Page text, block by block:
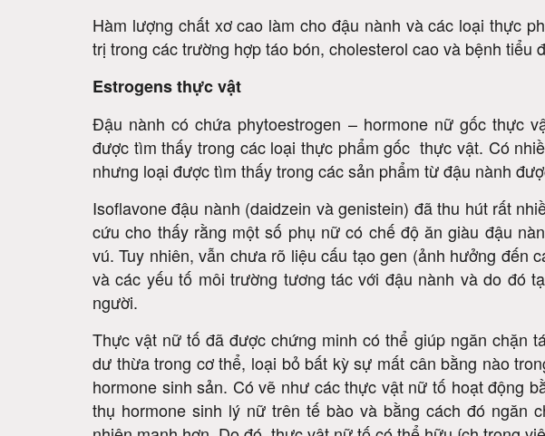
Hàm lượng chất xơ cao làm cho đậu nành và các loại thực
trị trong các trường hợp táo bón, cholesterol cao và bệnh tiểu
Estrogens thực vật
Đậu nành có chứa phytoestrogen – hormone nữ gốc thực
được tìm thấy trong các loại thực phẩm gốc thực vật. Có
nhưng loại được tìm thấy trong các sản phẩm từ đậu nành
Isoflavone đậu nành (daidzein và genistein) đã thu hút rất
cứu cho thấy rằng một số phụ nữ có chế độ ăn giàu đậu
vú. Tuy nhiên, vẫn chưa rõ liệu cấu tạo gen (ảnh hưởng đến
và các yếu tố môi trường tương tác với đậu nành và do đó
người.
Thực vật nữ tố đã được chứng minh có thể giúp ngăn chặn
dư thừa trong cơ thể, loại bỏ bất kỳ sự mất cân bằng nào
hormone sinh sản. Có vẽ như các thực vật nữ tố hoạt động
thụ hormone sinh lý nữ trên tế bào và bằng cách đó ngăn